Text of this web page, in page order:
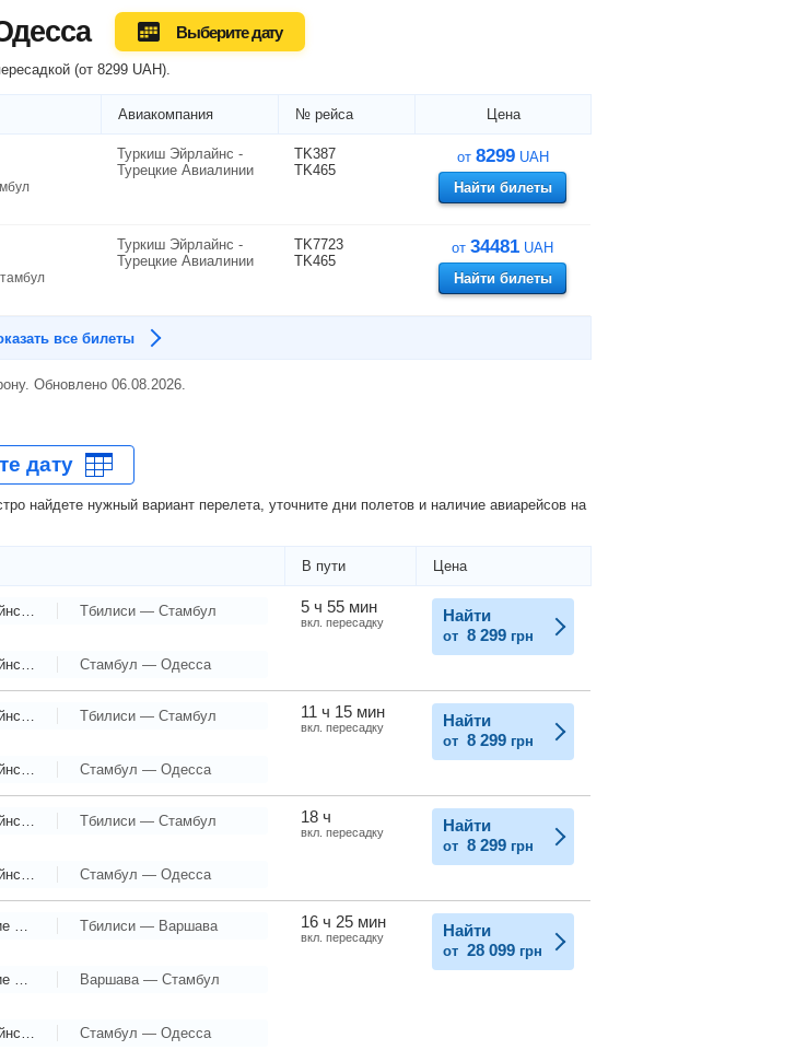
Выберите дату
(от 8299 UAH).
Авиакомпания № рейса Цена
Туркиш Эйрлайнс -
Турецкие Авиалинии
TK387
TK465
от 8299 UAH
Найти билеты
Туркиш Эйрлайнс -
Турецкие Авиалинии
TK7723
TK465
от 34481 UAH
Найти билеты
все билеты
Обновлено 06.08.2026.
найдете нужный вариант перелета, уточните дни полетов и наличие авиарейсов на
В пути Цена
Тбилиси — Стамбул
Стамбул — Одесса
5 ч 55 мин
вкл. пересадку Найти
от 8 299 грн
Тбилиси — Стамбул
Стамбул — Одесса
11 ч 15 мин
вкл. пересадку Найти
от 8 299 грн
Тбилиси — Стамбул
Стамбул — Одесса
18 ч
вкл. пересадку Найти
от 8 299 грн
Тбилиси — Варшава
Варшава — Стамбул
Стамбул — Одесса
16 ч 25 мин
вкл. пересадку Найти
от 28 099 грн